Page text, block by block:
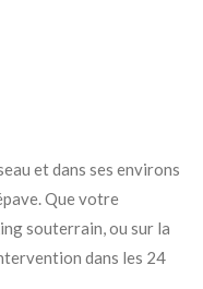
et dans ses environs
Que votre
souterrain, ou sur la
dans les 24